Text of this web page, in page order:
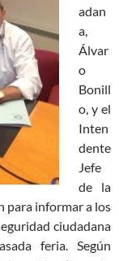
adan
a,
Álvar
o
Bonill
o, y el
Inten
dente
Jefe
de la
para informar a los
ciudadana
feria. Según